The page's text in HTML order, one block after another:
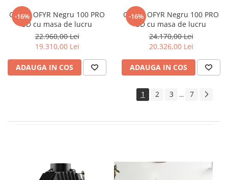
-16%
Gratar OFYR Negru 100 PRO
SD cu masa de lucru
22.960,00 Lei
19.310,00 Lei
ADAUGA IN COS
-16%
Gratar OFYR Negru 100 PRO
SD cu masa de lucru
24.170,00 Lei
20.326,00 Lei
ADAUGA IN COS
1 2 3 ... 7